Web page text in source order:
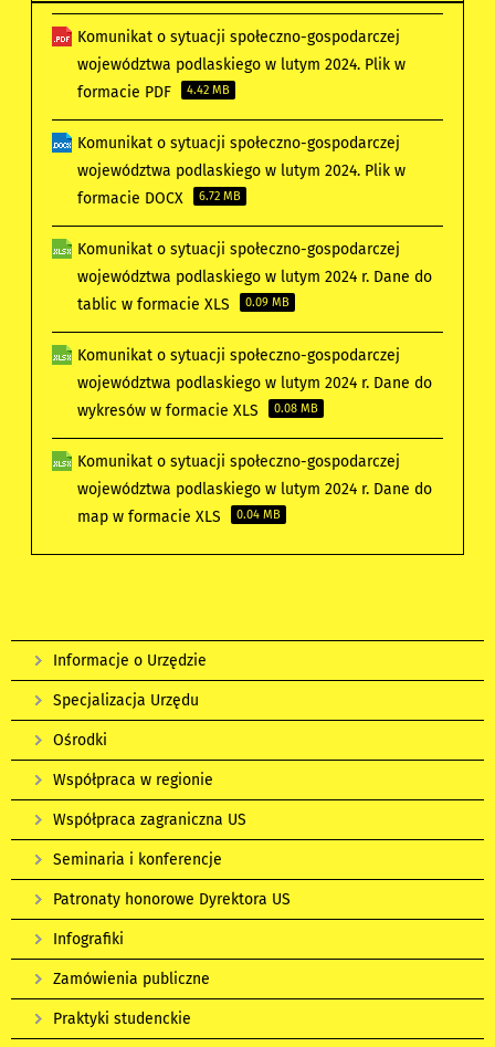
Komunikat o sytuacji społeczno-gospodarczej
województwa podlaskiego w lutym 2024. Plik w
formacie PDF
4.42 MB
Komunikat o sytuacji społeczno-gospodarczej
województwa podlaskiego w lutym 2024. Plik w
formacie DOCX
6.72 MB
Komunikat o sytuacji społeczno-gospodarczej
województwa podlaskiego w lutym 2024 r. Dane do
tablic w formacie XLS
0.09 MB
Komunikat o sytuacji społeczno-gospodarczej
województwa podlaskiego w lutym 2024 r. Dane do
wykresów w formacie XLS
0.08 MB
Komunikat o sytuacji społeczno-gospodarczej
województwa podlaskiego w lutym 2024 r. Dane do
map w formacie XLS
0.04 MB
Informacje o Urzędzie
Specjalizacja Urzędu
Ośrodki
Współpraca w regionie
Współpraca zagraniczna US
Seminaria i konferencje
Patronaty honorowe Dyrektora US
Infografiki
Zamówienia publiczne
Praktyki studenckie